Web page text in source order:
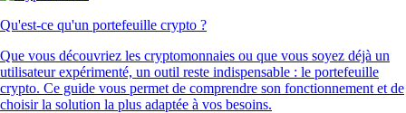
Qu'est-ce qu'un portefeuille crypto ?
Que vous découvriez les cryptomonnaies ou que vous soyez déjà un
utilisateur expérimenté, un outil reste indispensable : le portefeuille
crypto. Ce guide vous permet de comprendre son fonctionnement et de
choisir la solution la plus adaptée à vos besoins.